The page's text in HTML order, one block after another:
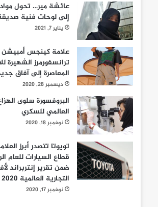
عائشة مير… تحول مواد
إلى لوحات فنية
يناير 7, 2021
علامة كينجس أمبيشن
ترانسفورمرز الشهيرة
المعاصرة إلى آفاق
ديسمبر 28, 2020
البروفسورة سلوى
العالمي للسكري
نوفمبر 18, 2020
تويوتا تتصدر أبرز
قطاع السيارات للعام
ضمن تقرير إنتربراند
التجارية العالمية 2020
نوفمبر 17, 2020